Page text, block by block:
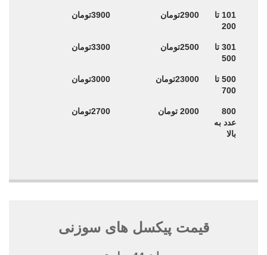
101 تا
200
2900تومان 3900تومان
301 تا
500
2500تومان 3300تومان
500 تا
700
23000تومان 3000تومان
800
عدد به
بالا
2000 تومان 2700تومان
قیمت پیکسل های سوزنی